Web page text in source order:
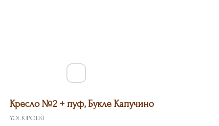
Кресло №2 + пуф, Букле Капучино
YOLKIPOLKI